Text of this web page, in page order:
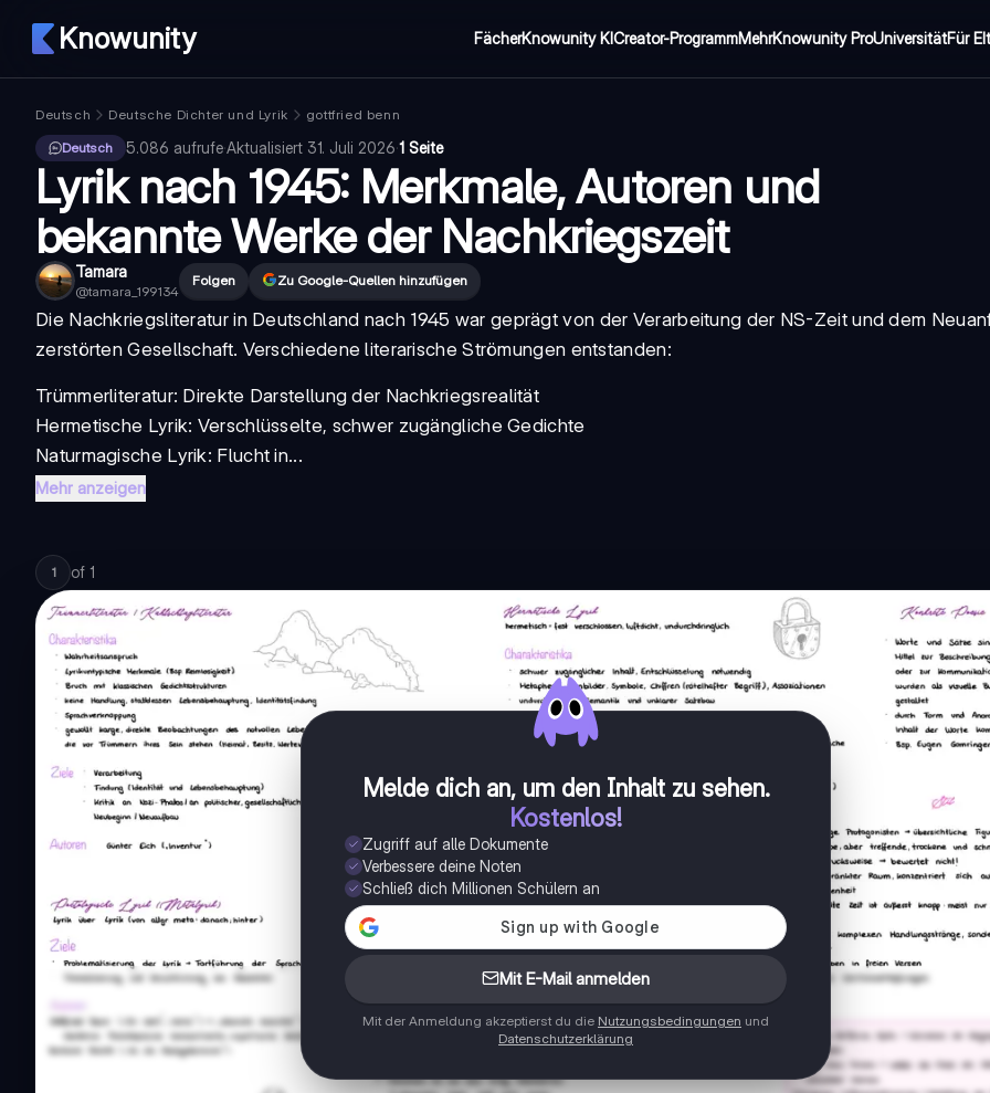
Knowunity FächerKnowunity KICreator-ProgrammMehrKnowunity ProUniversitätFür
Deutsch Deutsche Dichter und Lyrik
gottfried benn
Deutsch
5.086 aufrufe·Aktualisiert 31. Juli 2026·1 Seite
Lyrik nach 1945: Merkmale, Autoren und
bekannte Werke der Nachkriegszeit
Tamara
@tamara_199134
Folgen Zu Google-Quellen hinzufügen
Die Nachkriegsliteraturin Deutschland nach 1945 war geprägt von der Verarbeitung der NS-Zeit und dem
zerstörten Gesellschaft. Verschiedene literarische Strömungen entstanden:
Trümmerliteratur: Direkte Darstellung der Nachkriegsrealität
Hermetische Lyrik: Verschlüsselte, schwer zugängliche Gedichte
Naturmagische Lyrik: Flucht in...
Mehr anzeigen
1 of 1
Melde dich an, um den Inhalt zu sehen.
Kostenlos!
Zugriff auf alle Dokumente
Verbessere deine Noten
Schließ dich Millionen Schülern an
Mit E-Mail anmelden
Mit der Anmeldung akzeptierst du die Nutzungsbedingungen und
Datenschutzerklärung